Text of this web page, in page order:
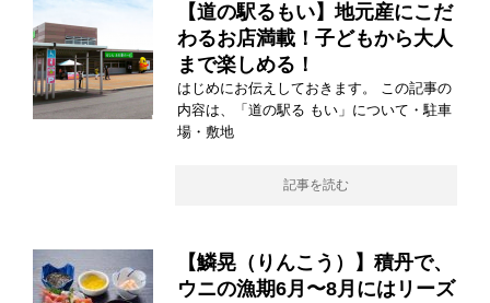
【道の駅るもい】地元産にこだ
わるお店満載！子どもから大人
まで楽しめる！
はじめにお伝えしておきます。 この記事の
内容は、「道の駅る もい」について・駐車
場・敷地
記事を読む
【鱗晃（りんこう）】積丹で、
ウニの漁期6月〜8月にはリーズ